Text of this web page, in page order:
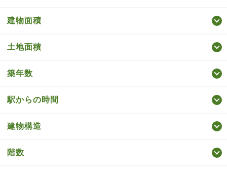
建物面積
土地面積
築年数
駅からの時間
建物構造
階数